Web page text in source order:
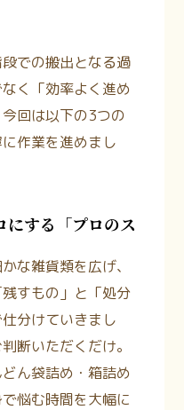
での搬出となる過
く「効率よく進め
回は以下の3つの
作業を進めまし
にする「プロのス
な雑貨類を広げ、
すもの」と「処分
分けていきまし
断いただくだけ。
ん袋詰め・箱詰め
悩む時間を大幅に